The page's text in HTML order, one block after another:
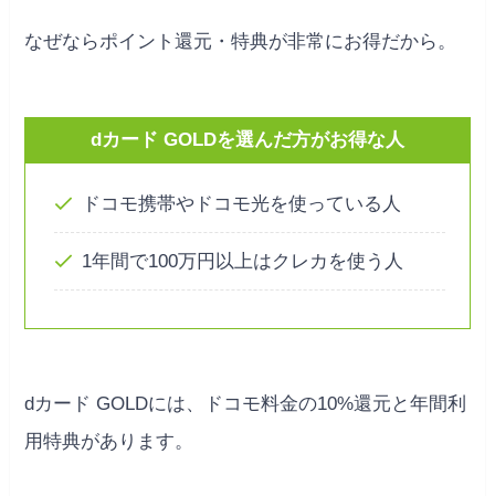
なぜならポイント還元・特典が非常にお得だから。
dカード GOLDを選んだ方がお得な人
ドコモ携帯やドコモ光を使っている人
1年間で100万円以上はクレカを使う人
dカード GOLDには、ドコモ料金の10%還元と年間利
用特典があります。